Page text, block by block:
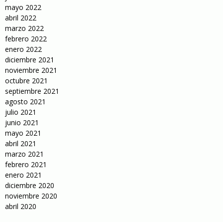
mayo 2022
abril 2022
marzo 2022
febrero 2022
enero 2022
diciembre 2021
noviembre 2021
octubre 2021
septiembre 2021
agosto 2021
julio 2021
junio 2021
mayo 2021
abril 2021
marzo 2021
febrero 2021
enero 2021
diciembre 2020
noviembre 2020
abril 2020